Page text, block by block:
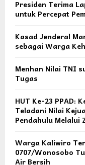
Presiden Terima
untuk Percepat
Kasad Jenderal
sebagai Warga
Menhan Nilai TNI
Tugas
HUT Ke-23 PPAD:
Teladani Nilai
Pendahulu Melalui
Warga Kaliwiro
0707/Wonosobo
Air Bersih